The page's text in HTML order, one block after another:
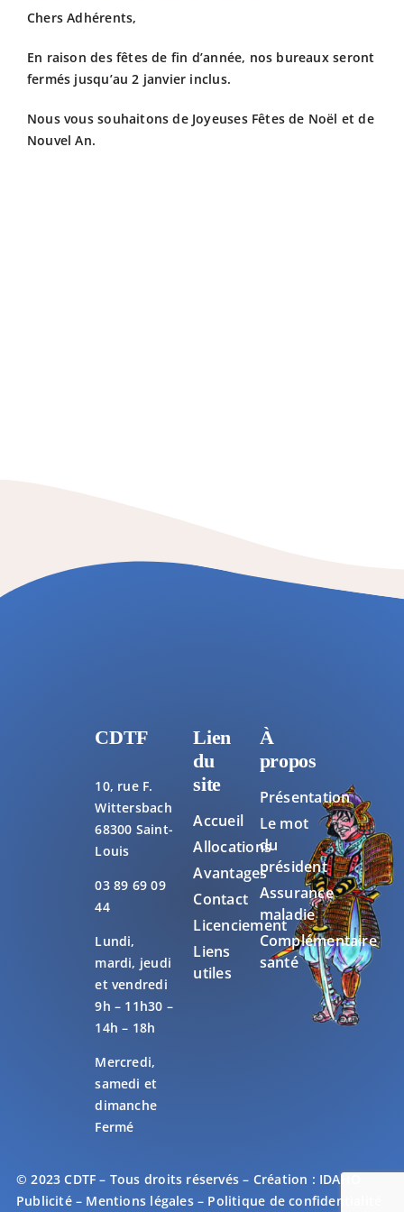
Chers Adhérents,
En raison des fêtes de fin d’année, nos bureaux seront
fermés jusqu’au 2 janvier inclus.
Nous vous souhaitons de Joyeuses Fêtes de Noël et de
Nouvel An.
CDTF
10, rue F.
Wittersbach
68300 Saint-
Louis
03 89 69 09
44
Lundi,
mardi, jeudi
et vendredi
9h – 11h30 –
14h – 18h
Mercredi,
samedi et
dimanche
Fermé
Lien
du
site
Accueil
Allocations
Avantages
Contact
Licenciement
Liens
utiles
À
propos
Présentation
Le mot
du
président
Assurance
maladie
Complémentaire
santé
© 2023 CDTF – Tous droits réservés – Création : IDAHO
Publicité– Mentions légales– Politique de confidentialité